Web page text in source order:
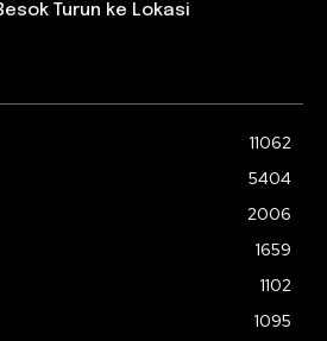
Turun ke Lokasi
11062
5404
2006
1659
1102
1095